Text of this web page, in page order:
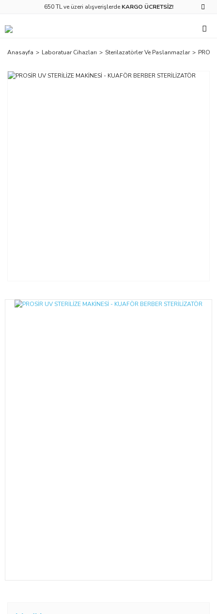
650 TL ve üzeri alışverişlerde KARGO ÜCRETSİZ!
Anasayfa Laboratuar Cihazları Sterilazatörler Ve Paslanmazlar